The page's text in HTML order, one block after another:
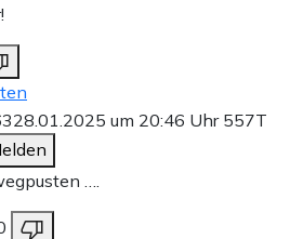
28.01.2025 um 20:46 Uhr 557T
….